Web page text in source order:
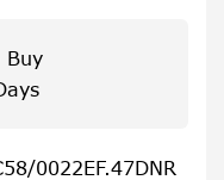
Buy
0022EF.47DNR